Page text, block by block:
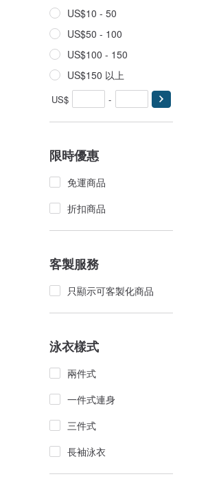
US$10 - 50
US$50 - 100
US$100 - 150
US$150 以上
US$ -
限時優惠
免運商品
折扣商品
客製服務
只顯示可客製化商品
泳衣樣式
兩件式
一件式連身
三件式
長袖泳衣